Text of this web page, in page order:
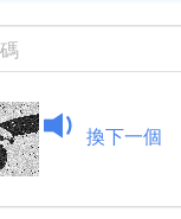
換下一個